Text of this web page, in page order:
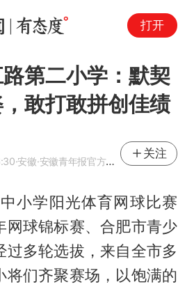
打开
第二小学：默契
敢打敢拼创佳绩
·安徽·安徽青年报官方网易号
关注
小学阳光体育网球比赛
网球锦标赛、合肥市青少
过多轮选拔，来自全市多
将们齐聚赛场，以饱满的